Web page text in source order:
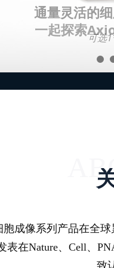
一起探索
成像系列产品在全
在Nature、Cell、
致